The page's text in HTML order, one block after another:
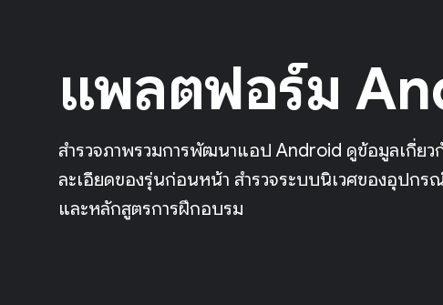
แพลตฟอร์ม
สำรวจภาพรวมการพัฒนาแอป Android ดูข้อมูลเกี่ยว
ละเอียดของรุ่นก่อนหน้า สำรวจระบบนิเวศของอุปก
และหลักสูตรการฝึกอบรม